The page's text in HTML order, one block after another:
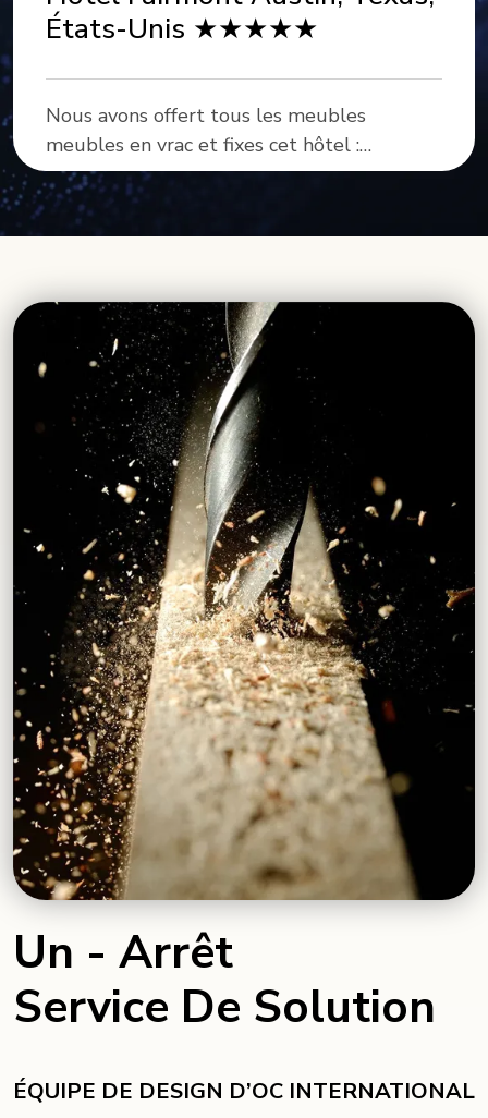
dans toute cette propriété de premier
ordre au bord de l’eau.
Un - Arrêt
Service De Solution
ÉQUIPE DE DESIGN D’OC INTERNATIONAL